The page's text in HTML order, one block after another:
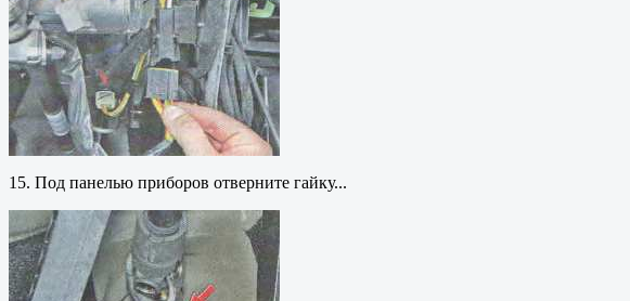
15. Под панелью приборов отверните гайку...